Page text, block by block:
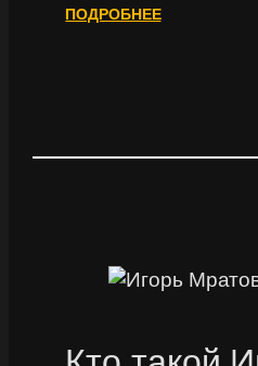
ПОДРОБНЕЕ